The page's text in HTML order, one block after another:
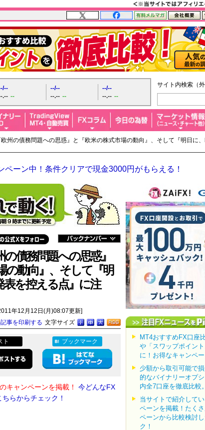
.-- --
--/--
--.-- --
--/--
--.-- --
サイト内検索（
州の債務問題への思惑』と『欧米の株式市場の動向』、そして『明日に
ーン中！条件クリアで現金3000円がもらえる！
の債務問題への思惑』
の動向』、そして『明
表を控える点』に注
年12月12日(月)08:07更新]
文字サイズ
事を印刷する
ト ブックマーク
キャンペーンを掲載！
今どんなFX
らからチェック！
MT4おすすめFX口座
や「スワップポイン
に！お得なキャンペー
少額から取引可能で
的なバイナリーオプ
内全7口座を徹底比較。
当サイトで紹介して
ペーンを掲載！たく
ペーンから比較検討
ク！